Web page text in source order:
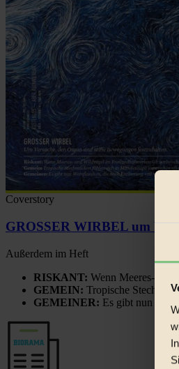
Coverstory
GROSSER WIRBEL um
Außerdem im Heft
RISKANT: Wenn Meeres- und
GEMEIN: Tropische
GEMEINER: Es gibt nun